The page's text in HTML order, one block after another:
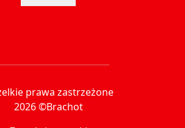
prawa zastrzeżone
2026 ©Brachot